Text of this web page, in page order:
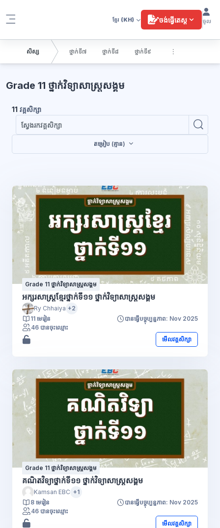
ខ្មែរ (KH) ចង់ធ្វើតេស្ត ចូល
ប្លុក
Grade 11 ថ្នាក់វិទ្យាសាស្រ្តសង្គម
សិស្ស ថ្នាក់ទី៧ ថ្នាក់ទី៨ ថ្នាក់ទី៩
11 វគ្គសិក្សា
ស្វែងរក
តម្រៀប (គ្មាន)
Grade 11 ថ្នាក់វិទ្យាសាស្រ្តសង្គម
អក្សរសាស្រ្ដខ្មែរថ្នាក់ទី១១ ថ្នាក់វិទ្យាសាស្រ្តសង្គម
Ry Chhaiya +2
11 មេរៀន
បានធ្វើបច្ចុប្បន្នភាព: Nov 2025
46 បានចុះឈ្មោះ
មើលវគ្គសិក្សា
Grade 11 ថ្នាក់វិទ្យាសាស្រ្តសង្គម
គណិតវិទ្យាថ្នាក់ទី១១ ថ្នាក់វិទ្យាសាស្រ្តសង្គម
Kamsan EBC +1
8 មេរៀន
បានធ្វើបច្ចុប្បន្នភាព: Nov 2025
46 បានចុះឈ្មោះ
មើលវគ្គសិក្សា